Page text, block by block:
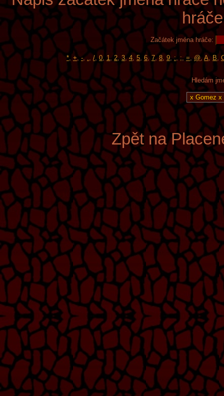
Začátek jména hráče:
*, +,-,., /,0, 1, 2,3,4, 5, 6, 7,8, 9,:, ;,=,@, A, B,
Hledám
Zpět na